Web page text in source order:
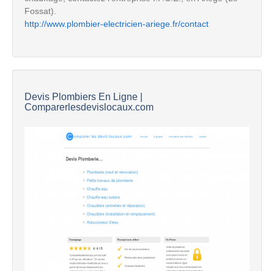
Fossat).
http://www.plombier-electricien-ariege.fr/contact
Devis Plombiers En Ligne |
Comparerlesdevislocaux.com